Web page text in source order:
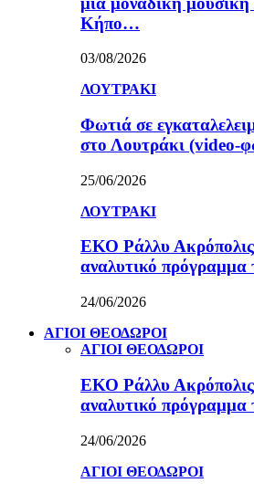
Κήπο…
03/08/2026
ΛΟΥΤΡΑΚΙ
Φωτιά σε
στο Λουτράκι (video-
25/06/2026
ΛΟΥΤΡΑΚΙ
ΕΚΟ Ράλλυ
αναλυτικό πρόγραμμα
24/06/2026
ΑΓΙΟΙ ΘΕΟΔΩΡΟΙ
ΑΓΙΟΙ ΘΕΟΔΩΡΟΙ
ΕΚΟ Ράλλυ
αναλυτικό πρόγραμμα
24/06/2026
ΑΓΙΟΙ ΘΕΟΔΩΡΟΙ